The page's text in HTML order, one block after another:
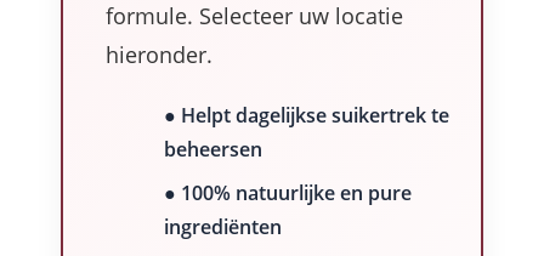
formule. Selecteer uw locatie
hieronder.
● Helpt dagelijkse suikertrek te
beheersen
● 100% natuurlijke en pure
ingrediënten